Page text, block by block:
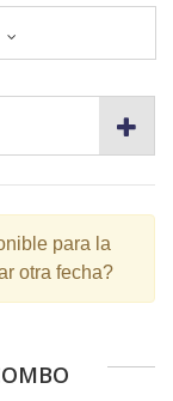
para la
otra fecha?